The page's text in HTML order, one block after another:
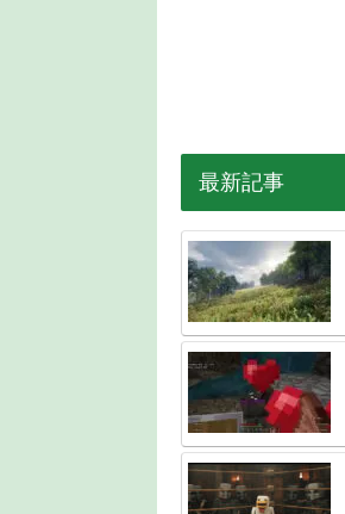
最新記事